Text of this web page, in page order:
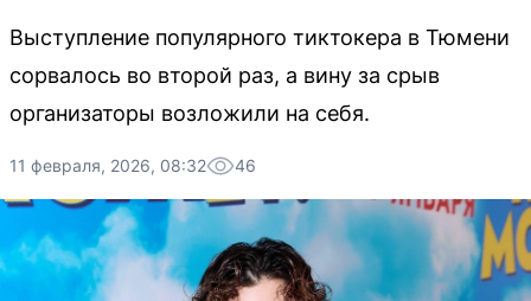
Выступление популярного тиктокера в Тюмени
сорвалось во второй раз, а вину за срыв
организаторы возложили на себя.
11 февраля, 2026, 08:32 46